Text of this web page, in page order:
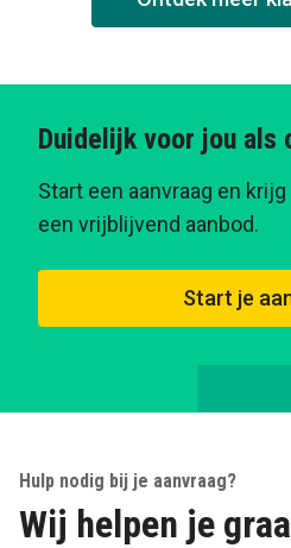
Duidelijk voor jou als
Start een aanvraag en
een vrijblijvend aanbod.
Start je
Hulp nodig bij je aanvraag?
Wij helpen je